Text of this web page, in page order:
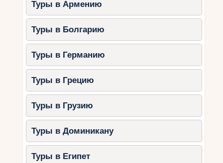
Туры в Армению
Туры в Болгарию
Туры в Германию
Туры в Грецию
Туры в Грузию
Туры в Доминикану
Туры в Египет